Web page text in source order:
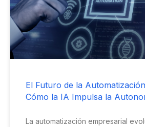
El Futuro de la
Cómo la IA Impulsa la
La automatización empresarial